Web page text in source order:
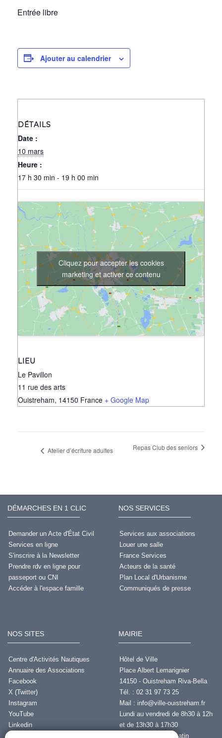
Entrée libre
Ajouter au calendrier
DÉTAILS
Date :
10 mars
Heure :
17 h 30 min - 19 h 00 min
LIEU
Le Pavillon
11 rue des arts
Ouistreham, 14150 France + Google Map
Cliquez pour accepter les cookies
marketing et activer ce contenu
Atelier d’écriture adultes Repas Club des seniors
DÉMARCHES EN 1 CLIC
Demander un Acte d'État Civil
Services en ligne
S'inscrire à la Newsletter
Prendre rdv en ligne pour
passeport ou CNI
Accéder à l'espace famille
NOS SERVICES
Services aux associations
Louer une salle
France Services
Acteurs de la santé
Plan Local d'Urbanisme
Communiqués de presse
NOS SITES
Centre d'Activités Nautiques
Annuaire des Associations
Facebook
X (Twitter)
Instagram
YouTube
Linkedin
MAIRIE
Hôtel de Ville
Place Albert Lemarignier
14150 - Ouistreham Riva-Bella
Tél. : 02 31 97 73 25
Mail : info@ville-ouistreham.fr
Lundi au vendredi de 8h30 à 12h
et de 13h30 à 17h30
Fermeture le jeudi matin